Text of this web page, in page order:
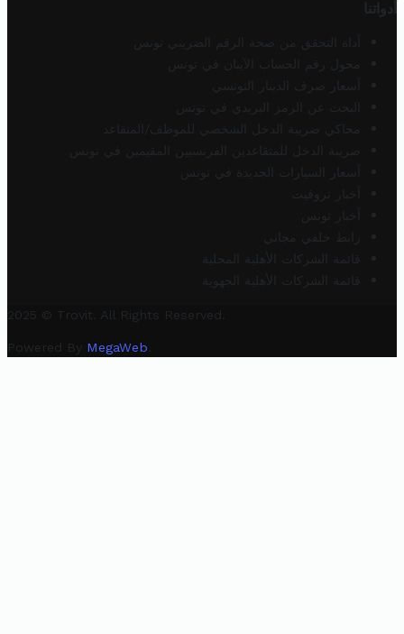
أدواتنا
أداة التحقق من صحة الرقم الضريبي تونس
محول رقم الحساب الآيبان في تونس
أسعار صرف الدينار التونسي
البحث عن الرمز البريدي في تونس
محاكي ضريبة الدخل الشخصي للموظف/المتقاعد
ضريبة الدخل للمتقاعدين الفرنسيين المقيمين في تونس
أسعار السيارات الجديدة في تونس
أخبار تروفيت
أخبار تونس
رابط خلفي مجاني
قائمة الشركات الأهلية المحلية
قائمة الشركات الأهلية الجهوية
2025 © Trovit. All Rights Reserved.
Powered By MegaWeb